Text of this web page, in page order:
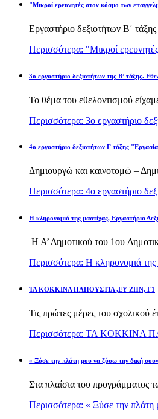
"Μικροί ερευνητές στον κόσμο των
Εργαστήριο δεξιοτήτων Β΄
Περισσότερα: "Μικροί
3ο εργαστήριο δεξιοτήτων της Β’ τάξης.
Το θέμα του εθελοντισμού
Περισσότερα: 3ο εργαστήριο
4ο εργαστήριο δεξιοτήτων Γ τάξης
Δημιουργώ και καινοτομώ –
Περισσότερα: 4ο εργαστήριο
H κληρονομιά της μαστίχας, Εργαστήρια
Η Α’ Δημοτικού του 1ου
Περισσότερα: H κληρονομιά της
TA KOKKINA ΠΑΠΟΥΣΤΙΑ ,ΕΥ ΖΗΝ, Γ1
Τις πρώτες μέρες του σχολικού
Περισσότερα: TA
« Ξύσε την πλάτη μου να ξύσω την δική σου»
Στα πλαίσια του προγράμματος
Περισσότερα: « Ξύσε την πλάτη